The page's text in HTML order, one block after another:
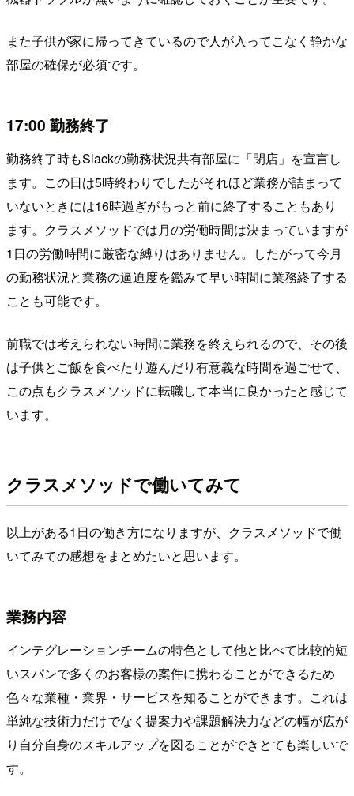
また子供が家に帰ってきているので人が入ってこなく静かな
部屋の確保が必須です。
17:00 勤務終了
勤務終了時もSlackの勤務状況共有部屋に「閉店」を宣言し
ます。この日は5時終わりでしたがそれほど業務が詰まって
いないときには16時過ぎがもっと前に終了することもあり
ます。クラスメソッドでは月の労働時間は決まっていますが
1日の労働時間に厳密な縛りはありません。したがって今月
の勤務状況と業務の逼迫度を鑑みて早い時間に業務終了する
ことも可能です。
前職では考えられない時間に業務を終えられるので、その後
は子供とご飯を食べたり遊んだり有意義な時間を過ごせて、
この点もクラスメソッドに転職して本当に良かったと感じて
います。
クラスメソッドで働いてみて
以上がある1日の働き方になりますが、クラスメソッドで働
いてみての感想をまとめたいと思います。
業務内容
インテグレーションチームの特色として他と比べて比較的短
いスパンで多くのお客様の案件に携わることができるため
色々な業種・業界・サービスを知ることができます。これは
単純な技術力だけでなく提案力や課題解決力などの幅が広が
り自分自身のスキルアップを図ることができとても楽しいで
す。